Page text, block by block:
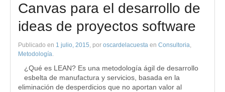
Canvas para el desarrollo de
ideas de proyectos software
Publicado en 1 julio, 2015, por oscardelacuesta en Consultoria,
Metodología.
¿Qué es LEAN? Es una metodología ágil de desarrollo
esbelta de manufactura y servicios, basada en la
eliminación de desperdicios que no aportan valor al